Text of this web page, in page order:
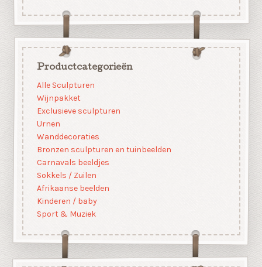
Productcategorieën
Alle Sculpturen
Wijnpakket
Exclusieve sculpturen
Urnen
Wanddecoraties
Bronzen sculpturen en tuinbeelden
Carnavals beeldjes
Sokkels / Zuilen
Afrikaanse beelden
Kinderen / baby
Sport & Muziek